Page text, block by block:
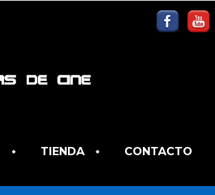
TIENDA CONTACTO